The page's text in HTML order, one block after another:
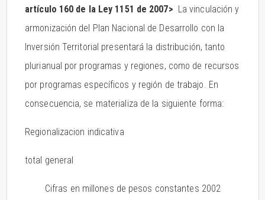
artículo 160 de la Ley 1151 de 2007> La vinculación y
armonización del Plan Nacional de Desarrollo con la
Inversión Territorial presentará la distribución, tanto
plurianual por programas y regiones, como de recursos
por programas específicos y región de trabajo. En
consecuencia, se materializa de la siguiente forma:
Regionalizacion indicativa
total general
Cifras en millones de pesos constantes 2002